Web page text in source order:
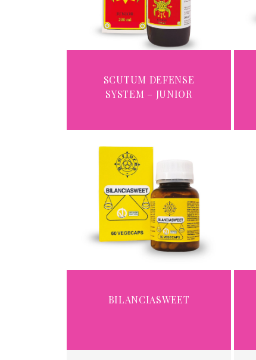
SCUTUM DEFENSE
SYSTEM – JUNIOR
BILANCIASWEET